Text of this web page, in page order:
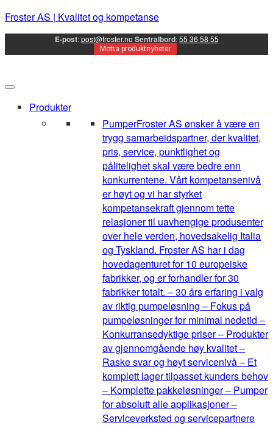
Froster AS | Kvalitet og kompetanse
E-post:post@froster.no Sentralbord:55 36 58 55
Motta produktnyheter
Produkter
PumperFroster AS ønsker å være en
trygg samarbeidspartner, der kvalitet,
pris, service, punktlighet og
pålitelighet skal være bedre enn
konkurrentene. Vårt kompetansenivå
er høyt og vi har styrket
kompetansekraft gjennom tette
relasjoner til uavhengige produsenter
over hele verden, hovedsakelig Italia
og Tyskland. Froster AS har i dag
hovedagenturet for 10 europeiske
fabrikker, og er forhandler for 30
fabrikker totalt. – 30 års erfaring i valg
av riktig pumpeløsning – Fokus på
pumpeløsninger for minimal nedetid –
Konkurransedyktige priser – Produkter
av gjennomgående høy kvalitet –
Raske svar og høyt servicenivå – Et
komplett lager tilpasset kunders behov
– Komplette pakkeløsninger – Pumper
for absolutt alle applikasjoner –
Serviceverksted og servicepartnere